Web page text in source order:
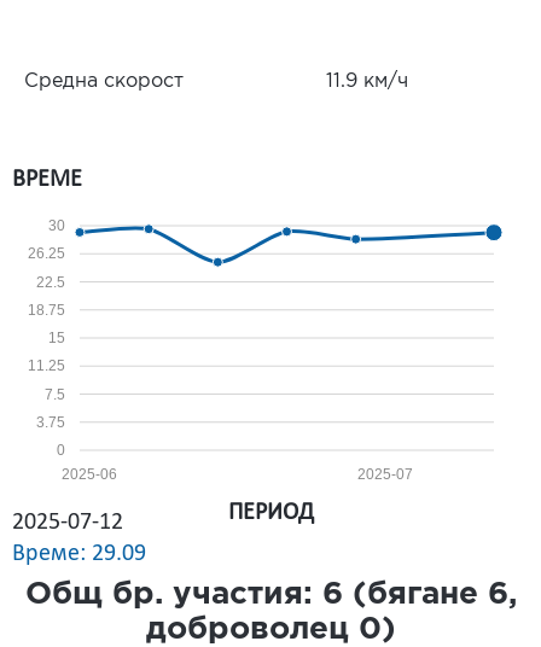
Средна скорост 11.9 км/ч
ВРЕМЕ
0
3.75
7.5
11.25
15
18.75
22.5
26.25
30
2025-07
2025-06
2025-07-12
Време: 29.09
ПЕРИОД
Общ бр. участия: 6 (бягане 6,
доброволец 0)